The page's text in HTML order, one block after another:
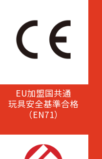
EU加盟国共通
玩具安全基準合格
（EN71）